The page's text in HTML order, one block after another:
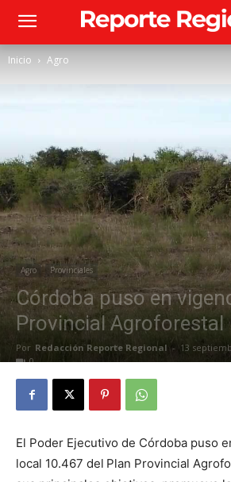
Inicio Agro
Agro Provinciales
Córdoba puso en
Provincial Agroforestal
Por Redacción Reporte Regional - 13
0
El Poder Ejecutivo de Córdoba puso
local 10.467 del Plan Provincial